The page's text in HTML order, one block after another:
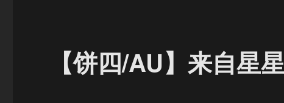
【饼四/AU】来自星